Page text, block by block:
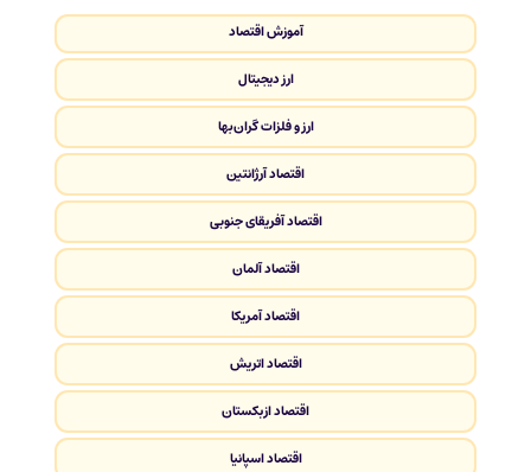
آموزش اقتصاد
ارز دیجیتال
ارز و فلزات گران‌بها
اقتصاد آرژانتین
اقتصاد آفریقای جنوبی
اقتصاد آلمان
اقتصاد آمریکا
اقتصاد اتریش
اقتصاد ازبکستان
اقتصاد اسپانیا